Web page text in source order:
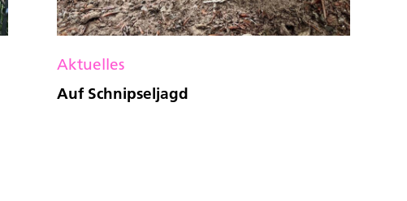
Aktuelles
Auf Schnipseljagd